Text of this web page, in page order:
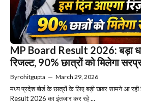
MP Board Result 2026: बड़ा
रिजल्ट, 90% छात्रों को मिलेगा
Byrohitgupta — March 29, 2026
मध्य प्रदेश बोर्ड के छात्रों के लिए बड़ी खबर सामने आ
Result 2026 का इंतजार कर रहे ...